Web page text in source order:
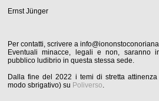
Ernst Jünger
Per contatti, scrivere a
Eventuali minacce, legali e non, saranno
pubblico ludibrio in questa stessa sede.
Dalla fine del 2022 i temi di stretta
modo sbrigativo) su Poliverso.